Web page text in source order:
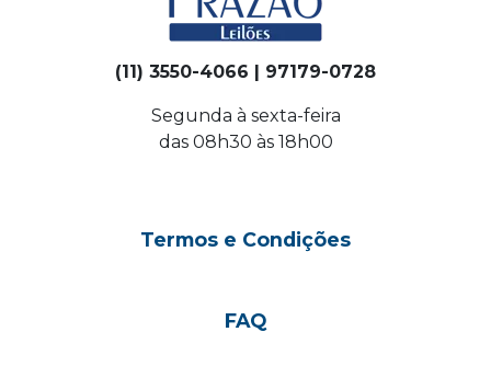
(11) 3550-4066 | 97179-0728
Segunda à sexta-feira
das 08h30 às 18h00
Termos e Condições
FAQ